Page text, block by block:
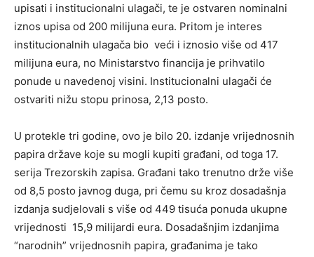
upisati i institucionalni ulagači, te je ostvaren nominalni
iznos upisa od 200 milijuna eura. Pritom je interes
institucionalnih ulagača bio veći i iznosio više od 417
milijuna eura, no Ministarstvo financija je prihvatilo
ponude u navedenoj visini. Institucionalni ulagači će
ostvariti nižu stopu prinosa, 2,13 posto.
U protekle tri godine, ovo je bilo 20. izdanje vrijednosnih
papira države koje su mogli kupiti građani, od toga 17.
serija Trezorskih zapisa. Građani tako trenutno drže više
od 8,5 posto javnog duga, pri čemu su kroz dosadašnja
izdanja sudjelovali s više od 449 tisuća ponuda ukupne
vrijednosti 15,9 milijardi eura. Dosadašnjim izdanjima
“narodnih” vrijednosnih papira, građanima je tako